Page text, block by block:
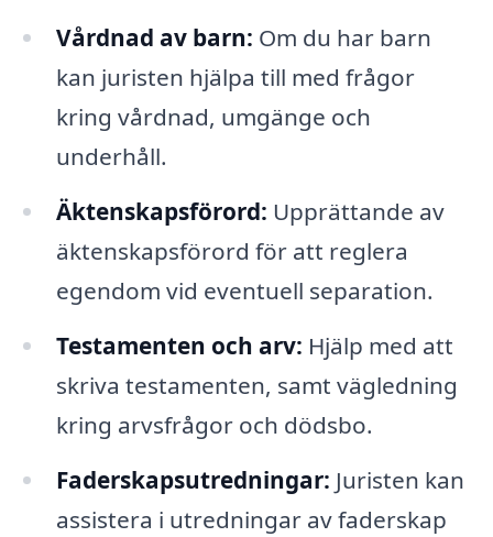
Vårdnad av barn: Om du har barn
kan juristen hjälpa till med frågor
kring vårdnad, umgänge och
underhåll.
Äktenskapsförord: Upprättande av
äktenskapsförord för att reglera
egendom vid eventuell separation.
Testamenten och arv: Hjälp med att
skriva testamenten, samt vägledning
kring arvsfrågor och dödsbo.
Faderskapsutredningar: Juristen kan
assistera i utredningar av faderskap